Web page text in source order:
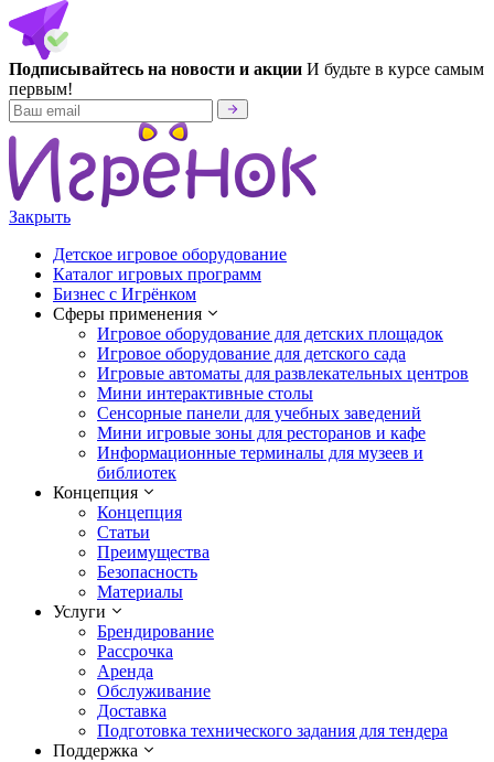
Подписывайтесь на новости и акции И будьте в курсе самым
первым!
Закрыть
Детское игровое оборудование
Каталог игровых программ
Бизнес с Игрёнком
Сферы применения
Игровое оборудование для детских площадок
Игровое оборудование для детского сада
Игровые автоматы для развлекательных центров
Мини интерактивные столы
Сенсорные панели для учебных заведений
Мини игровые зоны для ресторанов и кафе
Информационные терминалы для музеев и
библиотек
Концепция
Концепция
Статьи
Преимущества
Безопасность
Материалы
Услуги
Брендирование
Рассрочка
Аренда
Обслуживание
Доставка
Подготовка технического задания для тендера
Поддержка